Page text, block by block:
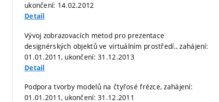
ukončení: 14.02.2012
Detail
Vývoj zobrazovacích metod pro prezentace
designérských objektů ve virtuálním prostředí., zahájení:
01.01.2011, ukončení: 31.12.2013
Detail
Podpora tvorby modelů na čtyřosé frézce, zahájení:
01.01.2011, ukončení: 31.12.2011